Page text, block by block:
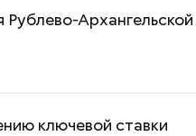
Архангельской
ключевой ставки